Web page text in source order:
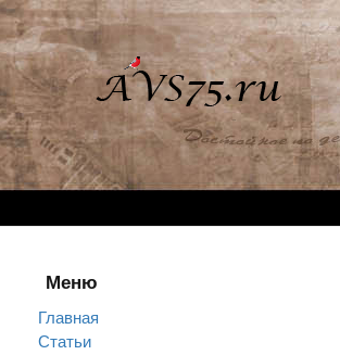
Меню
Главная
Статьи